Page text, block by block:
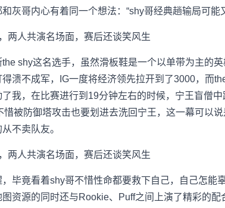
灰哥内心有着同一个想法：“shy哥经典趟输局可能
shy这名选手，虽然滑板鞋是一个以单带为主的
溃不成军，IG一度将经济领先拉开到了3000，而
我，在比赛进行到19分钟左右的时候，宁王盲僧中
惜被防御塔攻击也要划进去洗回宁王，这一幕可以
不卖队友。
毕竟看着shy哥不惜性命都要救下自己，自己怎能
资源的同时还与Rookie、Puff之间上演了精彩的